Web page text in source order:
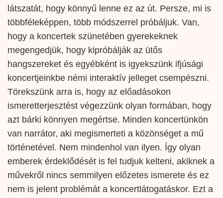
látszatát, hogy könnyű lenne ez az út. Persze, mi is
többféleképpen, több módszerrel próbáljuk. Van,
hogy a koncertek szünetében gyerekeknek
megengedjük, hogy kipróbálják az ütős
hangszereket és egyébként is igyekszünk ifjúsági
koncertjeinkbe némi interaktív jelleget csempészni.
Törekszünk arra is, hogy az előadásokon
ismeretterjesztést végezzünk olyan formában, hogy
azt bárki könnyen megértse. Minden koncertünkön
van narrátor, aki megismerteti a közönséget a mű
történetével. Nem mindenhol van ilyen. Így olyan
emberek érdeklődését is fel tudjuk kelteni, akiknek a
művekről nincs semmilyen előzetes ismerete és ez
nem is jelent problémát a koncertlátogatáskor. Ezt a